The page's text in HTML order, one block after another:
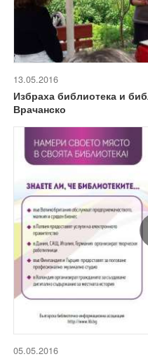
13.05.2016
Избраха библиотека и
Врачанско
05.05.2016